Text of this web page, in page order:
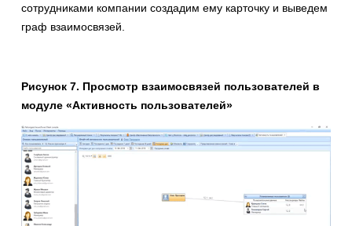
сотрудниками компании создадим ему карточку и выведем
граф взаимосвязей.
Рисунок 7. Просмотр взаимосвязей пользователей в
модуле «Активность пользователей»